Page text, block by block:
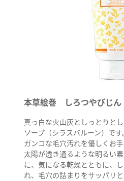
本草絵巻 しろつやびじ
真っ白な火山灰としっとりと
ソープ（シラスバルーン）です。
ガンコな毛穴汚れを優しくお
太陽が透き通るような明るい
に、気になる乾燥とともに、
れ、毛穴の詰まりをサッパリと